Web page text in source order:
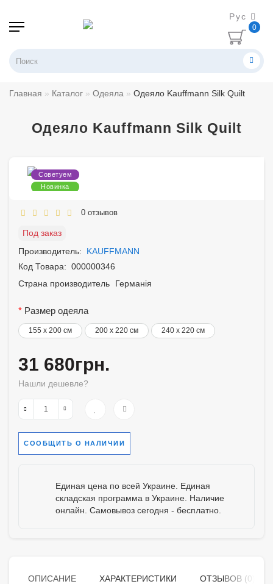
Рус
0
Главная Каталог Одеяла Одеяло Kauffmann Silk Quilt
Одеяло Kauffmann Silk Quilt
Советуем
Новинка
0 отзывов
Под заказ
Производитель:
KAUFFMANN
Код Товара: 000000346
Страна производитель
Германія
Размер одеяла
155 x 200 см 200 x 220 см 240 x 220 см
31 680грн.
Нашли дешевле?
СООБЩИТЬ О НАЛИЧИИ
Единая цена по всей Украине. Единая
складская программа в Украине. Наличие
онлайн. Самовывоз сегодня - бесплатно.
ОПИСАНИЕ ХАРАКТЕРИСТИКИ ОТЗЫВОВ (0)